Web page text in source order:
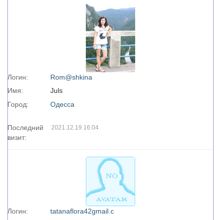
Логин:
Rom@shkina
Имя:
Juls
Город:
Одесса
Последний
визит:
2021.12.19 16:04
Логин:
tatanaflora42gmail.c